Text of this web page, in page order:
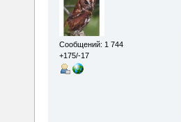
Сообщений: 1 744
+175/-17